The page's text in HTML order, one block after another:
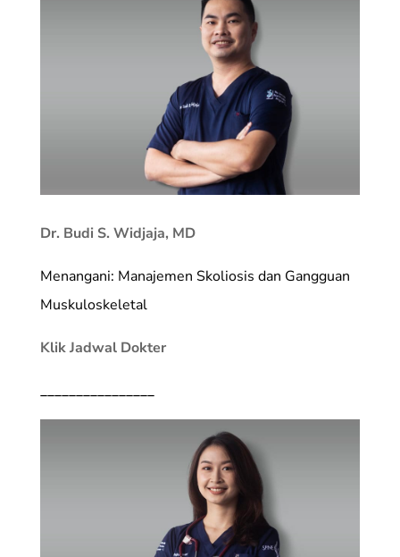
Dr. Budi S. Widjaja, MD
Menangani: Manajemen Skoliosis dan Gangguan
Muskuloskeletal
Klik Jadwal Dokter
________________